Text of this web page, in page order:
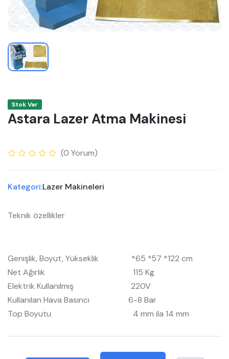
Stok Var
Astara Lazer Atma Makinesi
(0 Yorum)
Kategori:Lazer Makineleri
Teknik özellikler
Genişlik, Boyut, Yükseklik *65 *57 *122 cm
Net Ağırlık 115 Kg
Elektrik Kullanılmış 220V
Kullanılan Hava Basıncı 6-8 Bar
Top Boyutu 4 mm ila 14 mm